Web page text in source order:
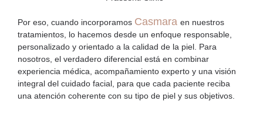
Por eso, cuando incorporamos Casmara en nuestros
tratamientos, lo hacemos desde un enfoque responsable,
personalizado y orientado a la calidad de la piel. Para
nosotros, el verdadero diferencial está en combinar
experiencia médica, acompañamiento experto y una visión
integral del cuidado facial, para que cada paciente reciba
una atención coherente con su tipo de piel y sus objetivos.